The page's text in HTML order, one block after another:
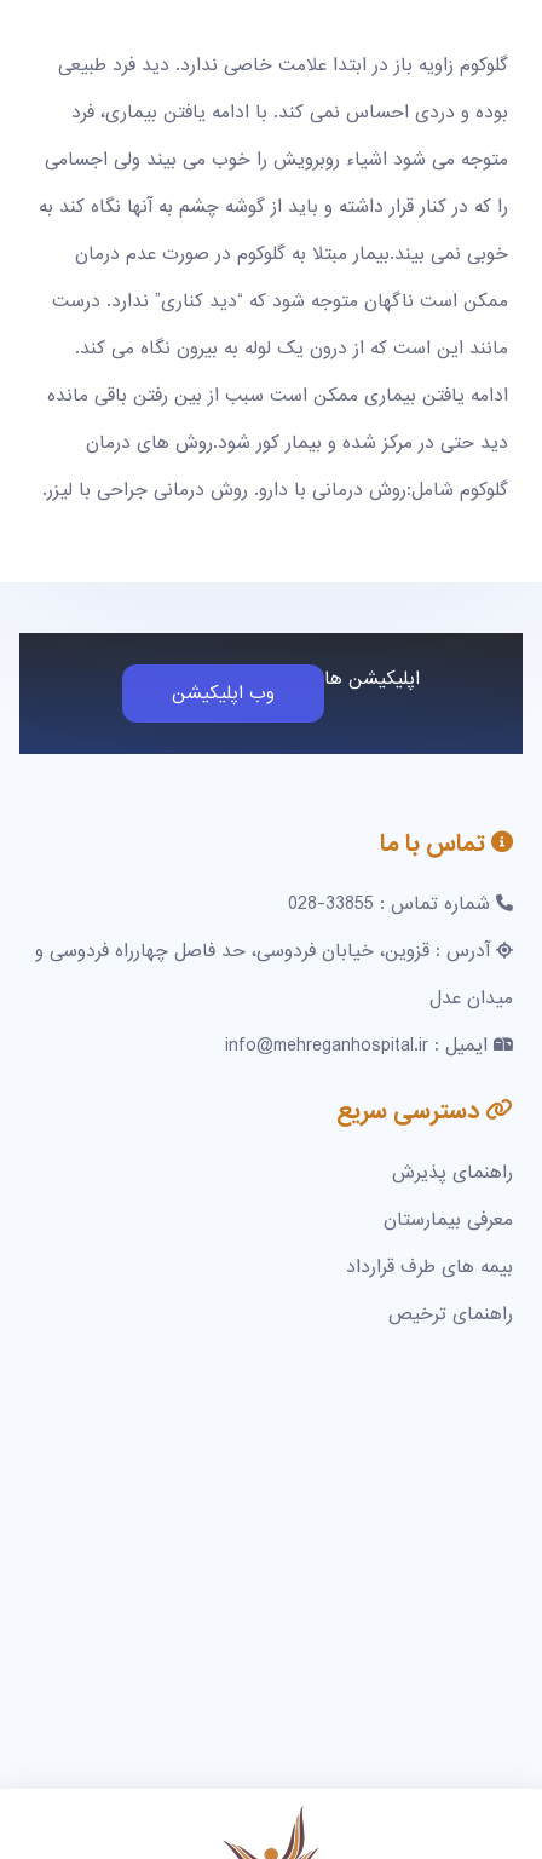
گلوکوم زاویه باز در ابتدا علامت خاصی ندارد. دید فرد طبیعی
بوده و دردی احساس نمی کند. با ادامه یافتن بیماری، فرد
متوجه می شود اشیاء روبرویش را خوب می بیند ولی اجسامی
را که در کنار قرار داشته و باید از گوشه چشم به آنها نگاه کند به
خوبی نمی بیند.بیمار مبتلا به گلوکوم در صورت عدم درمان
ممکن است ناگهان متوجه شود که “دید کناری” ندارد. درست
مانند این است که از درون یک لوله به بیرون نگاه می کند.
ادامه یافتن بیماری ممکن است سبب از بین رفتن باقی مانده
دید حتی در مرکز شده و بیمار کور شود.روش های درمان
گلوکوم شامل:روش درمانی با دارو. روش درمانی جراحی با لیزر.
اپلیکیشن ها وب اپلیکیشن
تماس با ما
شماره تماس : 33855-028
آدرس : قزوین، خیابان فردوسی، حد فاصل چهارراه فردوسی و
میدان عدل
ایمیل : info@mehreganhospital.ir
دسترسی سریع
راهنمای پذیرش
معرفی بیمارستان
بیمه های طرف قرارداد
راهنمای ترخیص